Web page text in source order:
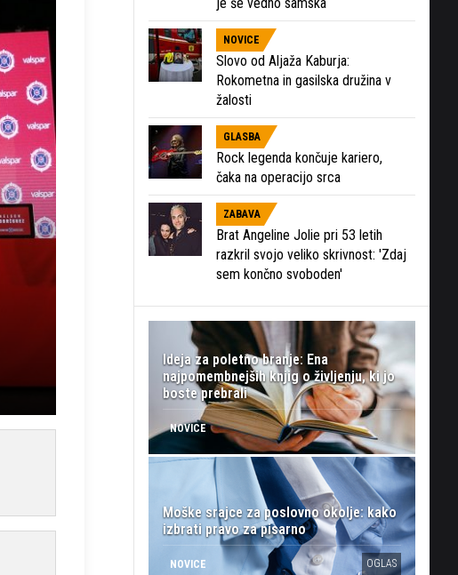
NOVICE
Slovo od Aljaža Kaburja:
Rokometna in gasilska družina v
žalosti
GLASBA
Rock legenda končuje kariero,
čaka na operacijo srca
ZABAVA
Brat Angeline Jolie pri 53 letih
razkril svojo veliko skrivnost: 'Zdaj
sem končno svoboden'
Ideja za poletno branje: Ena
najpomembnejših knjig o življenju, ki jo
boste prebrali
NOVICE
Moške srajce za poslovno okolje: kako
izbrati pravo za pisarno
NOVICE OGLAS